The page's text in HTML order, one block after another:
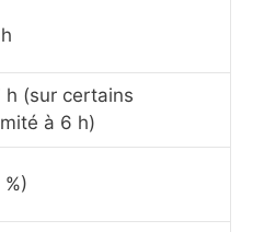
h (sur certains
à 6 h)